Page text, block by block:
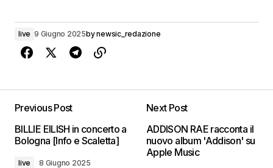
live 9 Giugno 2025bynewsic_redazione
Previous Post
BILLIE EILISH in concerto a
Bologna [Info e Scaletta]
live 8 Giugno 2025
Next Post
ADDISON RAE racconta il
nuovo album 'Addison' su
Apple Music